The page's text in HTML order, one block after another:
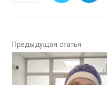
Предыдущая статья